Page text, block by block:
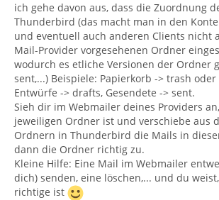
ich gehe davon aus, dass die Zuordnung
Thunderbird (das macht man in den
und eventuell auch anderen Clients nicht
Mail-Provider vorgesehenen Ordner
wodurch es etliche Versionen der Ordner
sent,...) Beispiele: Papierkorb -> trash oder
Entwürfe -> drafts, Gesendete -> sent.
Sieh dir im Webmailer deines Providers
jeweiligen Ordner ist und verschiebe aus
Ordnern in Thunderbird die Mails in
dann die Ordner richtig zu.
Kleine Hilfe: Eine Mail im Webmailer
dich) senden, eine löschen,... und du
richtige ist